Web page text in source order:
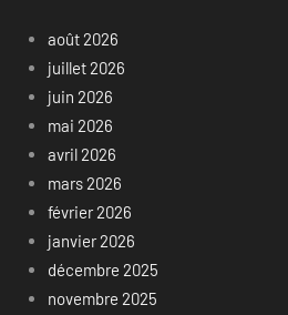
août 2026
juillet 2026
juin 2026
mai 2026
avril 2026
mars 2026
février 2026
janvier 2026
décembre 2025
novembre 2025